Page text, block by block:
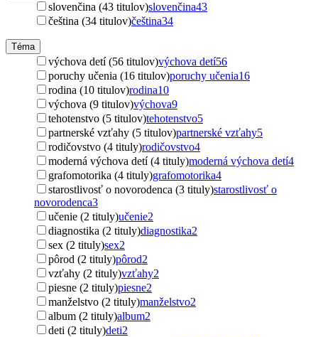
slovenčina (43 titulov)slovenčina43
čeština (34 titulov)čeština34
Téma
výchova detí (56 titulov)výchova detí56
poruchy učenia (16 titulov)poruchy učenia16
rodina (10 titulov)rodina10
výchova (9 titulov)výchova9
tehotenstvo (5 titulov)tehotenstvo5
partnerské vzťahy (5 titulov)partnerské vzťahy5
rodičovstvo (4 tituly)rodičovstvo4
moderná výchova detí (4 tituly)moderná výchova detí4
grafomotorika (4 tituly)grafomotorika4
starostlivosť o novorodenca (3 tituly)starostlivosť o
novorodenca3
učenie (2 tituly)učenie2
diagnostika (2 tituly)diagnostika2
sex (2 tituly)sex2
pôrod (2 tituly)pôrod2
vzťahy (2 tituly)vzťahy2
piesne (2 tituly)piesne2
manželstvo (2 tituly)manželstvo2
album (2 tituly)album2
deti (2 tituly)deti2